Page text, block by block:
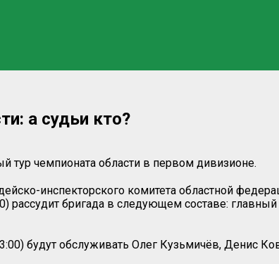
а судьи кто?
тур чемпионата области в первом дивизионе.
инспекторского комитета областной
рассудит бригада в следующем составе:
будут обслуживать Олег Кузьмичёв, Денис